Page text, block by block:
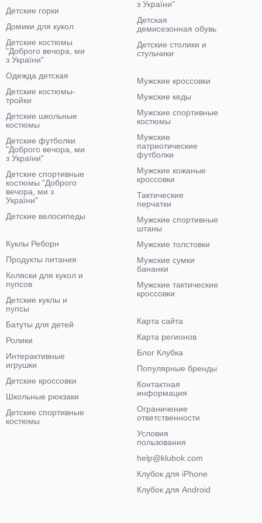
з України"
Детская
демисезонная обувь
Детские столики и
стульчики
Детские горки
Домики для кукол
Детские костюмы
"Доброго вечора, ми
з України"
Одежда детская
Детские костюмы-
тройки
Детские школьные
костюмы
Детские футболки
"Доброго вечора, ми
з України"
Детские спортивные
костюмы "Доброго
вечора, ми з
України"
Детские велосипеды
Мужские кроссовки
Мужские кеды
Мужские спортивные
костюмы
Мужские
патриотические
футболки
Мужские кожаные
кроссовки
Тактические
перчатки
Мужские спортивные
штаны
Мужские толстовки
Мужские сумки
бананки
Мужские тактические
кроссовки
Куклы Реборн
Продукты питания
Коляски для кукол и
пупсов
Детские куклы и
пупсы
Батуты для детей
Ролики
Интерактивные
игрушки
Детские кроссовки
Школьные рюкзаки
Детские спортивные
костюмы
Карта сайта
Карта регионов
Блог Клубка
Популярные бренды
Контактная
информация
Ограничение
ответственности
Условия
пользования
help@klubok.com
Клубок для iPhone
Клубок для Android